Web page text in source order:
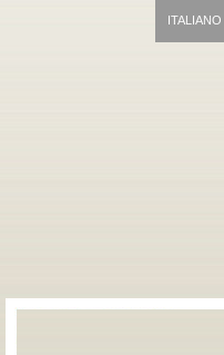
ITALIANO